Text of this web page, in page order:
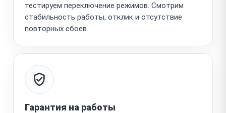
тестируем переключение режимов. Смотрим
стабильность работы, отклик и отсутствие
повторных сбоев.
Гарантия на работы